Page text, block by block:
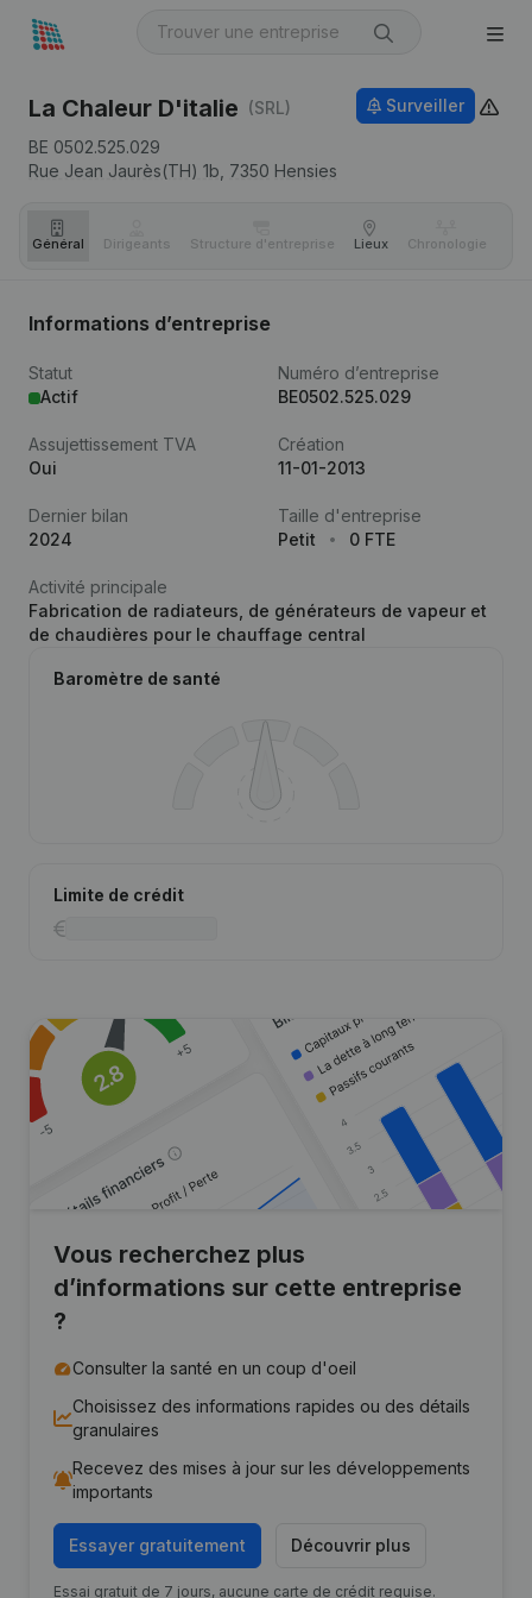
La Chaleur D'italie (SRL)
BE 0502.525.029
Rue Jean Jaurès(TH) 1b, 7350 Hensies
Surveiller
Général Dirigeants Structure d'entreprise Lieux Chronologie
Informations d’entreprise
Statut
Actif
Numéro d’entreprise
BE0502.525.029
Assujettissement TVA
Oui
Création
11-01-2013
Dernier bilan
2024
Taille d'entreprise
Petit
0 FTE
Activité principale
Fabrication de radiateurs, de générateurs de vapeur et
de chaudières pour le chauffage central
Baromètre de santé
Limite de crédit
Vous recherchez plus
d’informations sur cette entreprise
?
Consulter la santé en un coup d'oeil
Choisissez des informations rapides ou des détails
granulaires
Recevez des mises à jour sur les développements
importants
Essayer gratuitement Découvrir plus
Essai gratuit de 7 jours, aucune carte de crédit requise.